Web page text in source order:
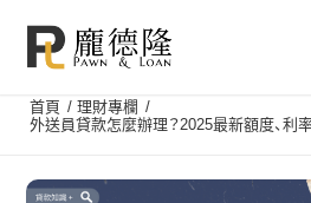
首頁 / 理財專欄 /
外送員貸款怎麼辦理？2025最新額度、利